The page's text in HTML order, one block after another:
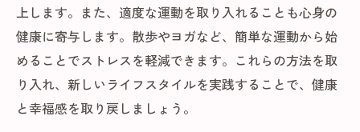
上します。また、適度な運動を取り入れることも心身の
健康に寄与します。散歩やヨガなど、簡単な運動から始
めることでストレスを軽減できます。これらの方法を取
り入れ、新しいライフスタイルを実践することで、健康
と幸福感を取り戻しましょう。